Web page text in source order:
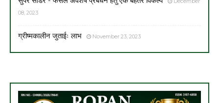
08, 2023
ग्रीष्मकालीन जुताईः लाभ November 23, 2023